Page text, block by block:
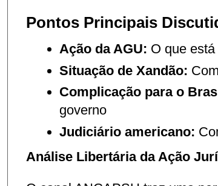
Pontos Principais
Ação da AGU: O que
Situação de Xandão:
Complicação para o
governo
Judiciário americano:
Análise Libertária da Ação